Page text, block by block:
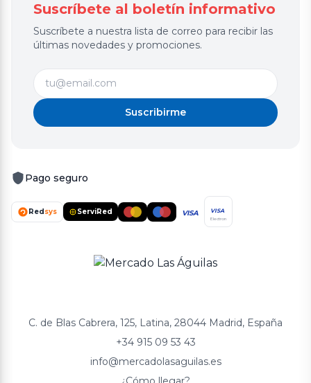
Suscríbete al boletín informativo
Suscríbete a nuestra lista de correo para recibir las
últimas novedades y promociones.
Suscribirme
Pago seguro
Redsys ServiRed VISA VISA
Electron
C. de Blas Cabrera, 125, Latina, 28044 Madrid, España
+34 915 09 53 43
info@mercadolasaguilas.es